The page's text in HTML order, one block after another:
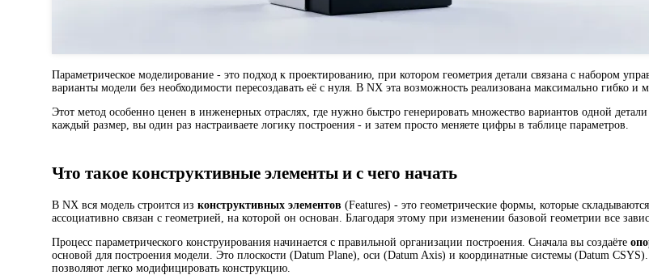
Параметрическое моделирование - это подход к проектированию, при котором геометрия детали связана с набором
варианты модели без необходимости пересоздавать её с нуля. В NX эта возможность реализована максимально гибко и
Этот метод особенно ценен в инженерных отраслях, где нужно быстро генерировать множество вариантов одной
каждый размер, вы один раз настраиваете логику построения - и затем просто меняете цифры в таблице параметров.
Что такое конструктивные элементы и с чего начать
В NX вся модель строится из конструктивных элементов (Features) - это геометрические формы, которые
ассоциативно связан с геометрией, на которой он основан. Благодаря этому при изменении базовой геометрии все
Процесс параметрического конструирования начинается с правильной организации построения. Сначала вы создаёте
основой для построения модели. Это плоскости (Datum Plane), оси (Datum Axis) и координатные системы (Datum
позволяют легко модифицировать конструкцию.